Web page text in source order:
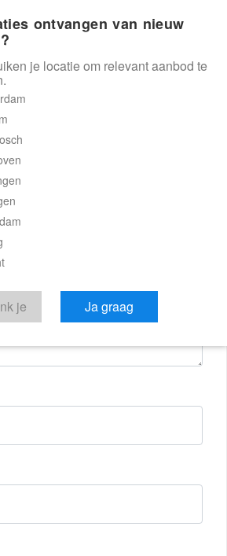
Huurflits
bericht
sturen kom je in contact met de
van de woning.
ontvangen van nieuw
je locatie om relevant aanbod te
je Ja graag